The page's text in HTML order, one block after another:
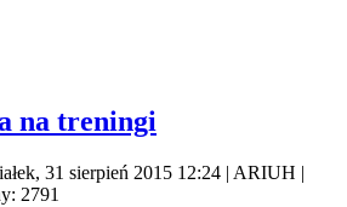
na treningi
31 sierpień 2015 12:24 | ARIUH |
2791